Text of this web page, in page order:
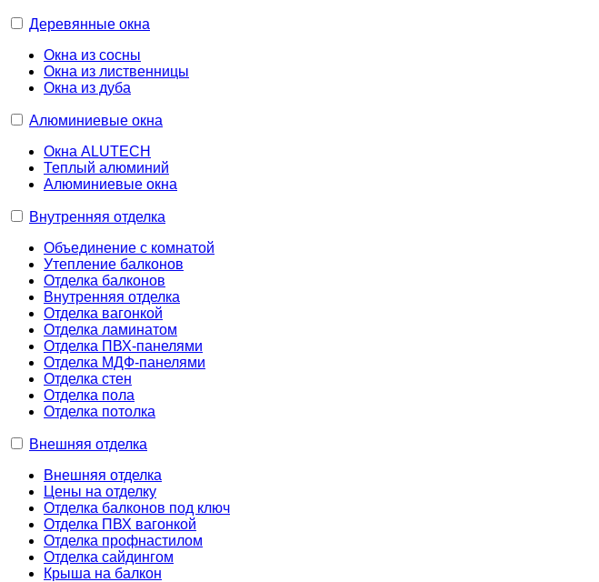
Деревянные окна
Окна из сосны
Окна из лиственницы
Окна из дуба
Алюминиевые окна
Окна ALUTECH
Теплый алюминий
Алюминиевые окна
Внутренняя отделка
Объединение с комнатой
Утепление балконов
Отделка балконов
Внутренняя отделка
Отделка вагонкой
Отделка ламинатом
Отделка ПВХ-панелями
Отделка МДФ-панелями
Отделка стен
Отделка пола
Отделка потолка
Внешняя отделка
Внешняя отделка
Цены на отделку
Отделка балконов под ключ
Отделка ПВХ вагонкой
Отделка профнастилом
Отделка сайдингом
Крыша на балкон